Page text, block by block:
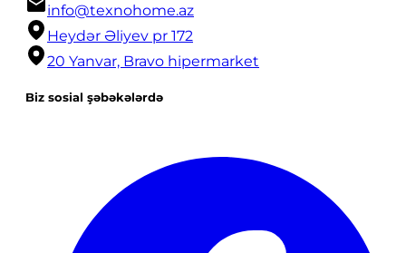
info@texnohome.az
Heydər Əliyev pr 172
20 Yanvar, Bravo hipermarket
Biz sosial şəbəkələrdə